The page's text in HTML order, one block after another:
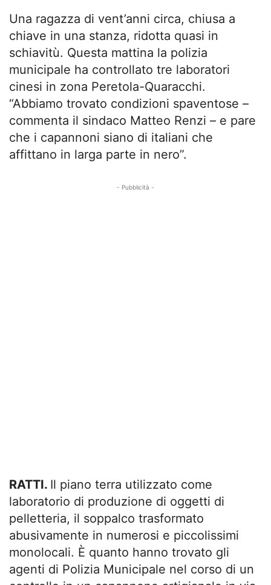
Una ragazza di vent’anni circa, chiusa a
chiave in una stanza, ridotta quasi in
schiavitù. Questa mattina la polizia
municipale ha controllato tre laboratori
cinesi in zona Peretola-Quaracchi.
“Abbiamo trovato condizioni spaventose –
commenta il sindaco Matteo Renzi – e pare
che i capannoni siano di italiani che
affittano in larga parte in nero”.
- Pubblicità -
RATTI. Il piano terra utilizzato come
laboratorio di produzione di oggetti di
pelletteria, il soppalco trasformato
abusivamente in numerosi e piccolissimi
monolocali. È quanto hanno trovato gli
agenti di Polizia Municipale nel corso di un